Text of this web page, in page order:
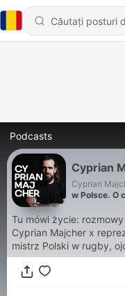
Podcasts
Cyprian
Cyprian
w Polsce. O
Tu mówi życie:
Cyprian Majcher x
mistrz Polski w rugby,